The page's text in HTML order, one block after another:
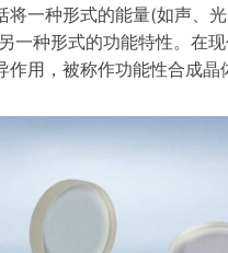
将一种形式的能量(如声、
一种形式的功能特性。在
作用，被称作功能性合成晶